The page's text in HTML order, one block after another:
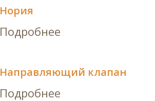
Нория
Подробнее
Направляющий клапан
Подробнее